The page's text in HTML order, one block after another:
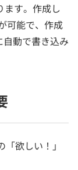
ます。作成し
可能で、作成
動で書き込み
欲しい！」